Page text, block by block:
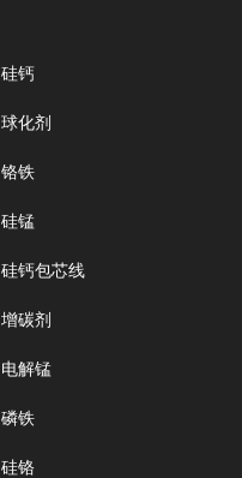
硅钙
球化剂
铬铁
硅锰
硅钙包芯线
增碳剂
电解锰
磷铁
硅铬